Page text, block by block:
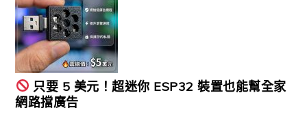
只要 5 美元！超迷你 ESP32 裝置也能幫全家
網路擋廣告